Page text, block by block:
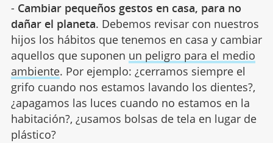
- Cambiar pequeños gestos en casa, para no
dañar el planeta. Debemos revisar con nuestros
hijos los hábitos que tenemos en casa y cambiar
aquellos que suponen un peligro para el medio
ambiente. Por ejemplo: ¿cerramos siempre el
grifo cuando nos estamos lavando los dientes?,
¿apagamos las luces cuando no estamos en la
habitación?, ¿usamos bolsas de tela en lugar de
plástico?